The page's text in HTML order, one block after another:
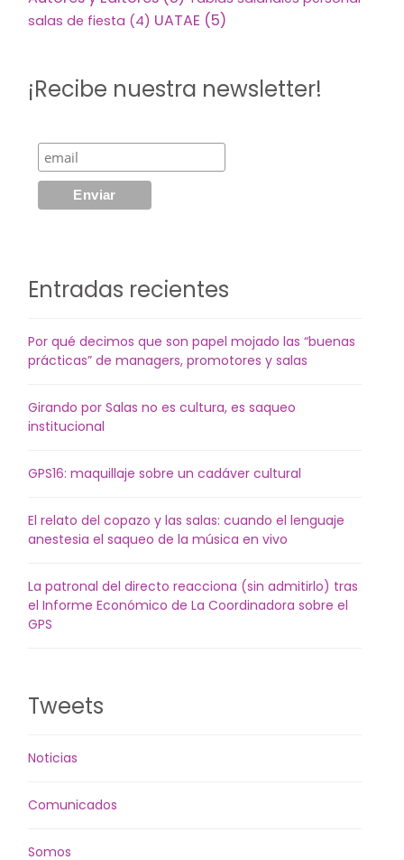
salas de fiesta (4) UATAE (5)
¡Recibe nuestra newsletter!
Entradas recientes
Por qué decimos que son papel mojado las “buenas
prácticas” de managers, promotores y salas
Girando por Salas no es cultura, es saqueo
institucional
GPS16: maquillaje sobre un cadáver cultural
El relato del copazo y las salas: cuando el lenguaje
anestesia el saqueo de la música en vivo
La patronal del directo reacciona (sin admitirlo) tras
el Informe Económico de La Coordinadora sobre el
GPS
Tweets
Noticias
Comunicados
Somos